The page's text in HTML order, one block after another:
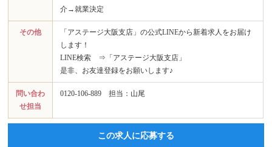
介→就業決定
その他
「アステージ大阪支店」の公式LINEから新着求人をお届け
します！
LINE検索 ⇒「アステージ大阪支店」
是非、お友達登録をお願いします♪
問い合わ
せ担当
0120-106-889 担当：山尾
この求人に応募する